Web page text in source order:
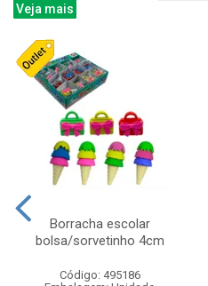
Veja mais
Borracha escolar
bolsa/sorvetinho 4cm
Código: 495186